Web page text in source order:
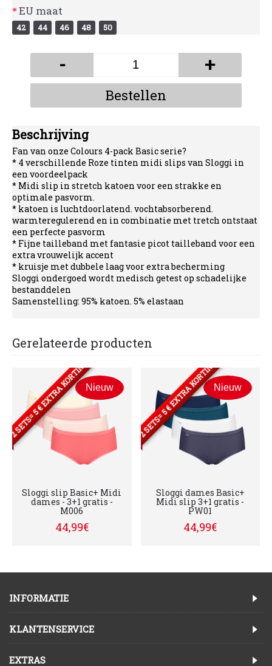
EU maat
42 44 46 48 50
- +
Bestellen
Beschrijving
Fan van onze Colours 4-pack Basic serie?
* 4 verschillende Roze tinten midi slips van Sloggi in
een voordeelpack
* Midi slip in stretch katoen voor een strakke en
optimale pasvorm.
* katoen is luchtdoorlatend. vochtabsorberend.
warmteregulerend en in combinatie met tretch ontstaat
een perfecte pasvorm
* Fijne tailleband met fantasie picot tailleband voor een
extra vrouwelijk accent
* kruisje met dubbele laag voor extra becherming
Sloggi ondergoed wordt medisch getest op schadelijke
bestanddelen
Samenstelling: 95% katoen. 5% elastaan
Gerelateerde producten
2 SETS= 5 € EXTRA KORTINGNieuw
Sloggi slip Basic+ Midi
dames - 3+1 gratis -
M006
44,99€
2 SETS= 5 € EXTRA KORTINGNieuw
Sloggi dames Basic+
Midi slip 3+1 gratis -
PW01
44,99€
INFORMATIE
KLANTENSERVICE
EXTRAS